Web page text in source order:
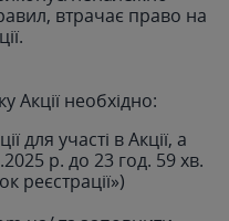
втрачає право на
Акції необхідно:
для участі в Акції, а
р. до 23 год. 59 хв.
реєстрації»)